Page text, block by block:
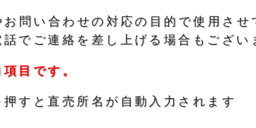
問い合わせの対応の目的で使用させ
でご連絡を差し上げる場合もござい
目です。
すと直売所名が自動入力されます